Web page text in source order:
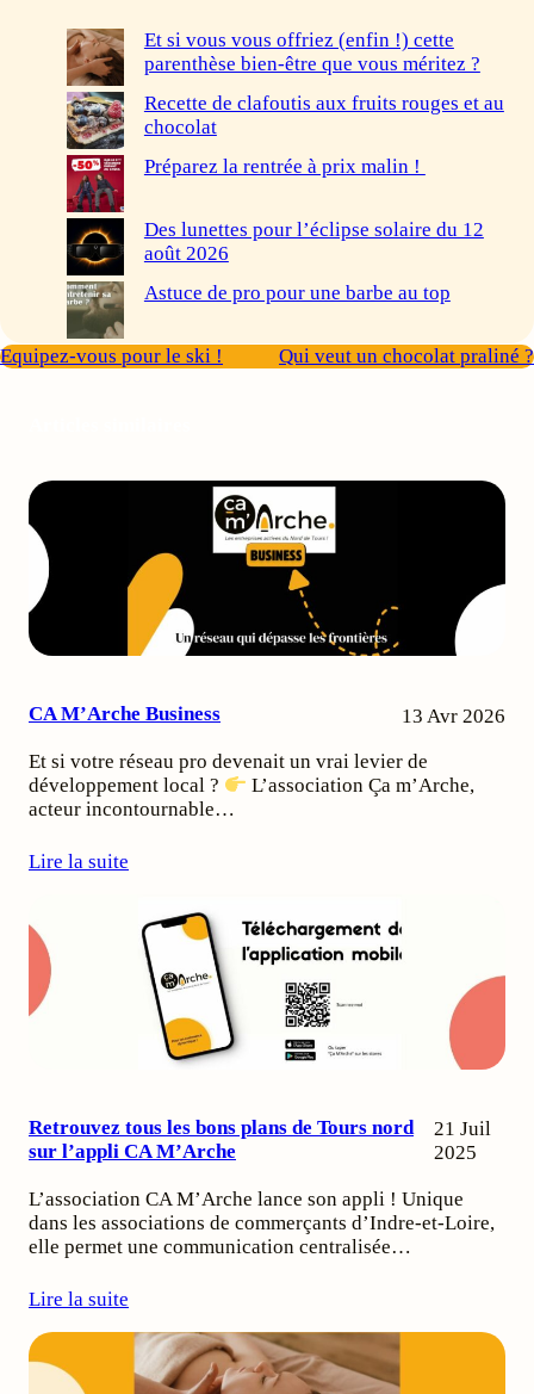
Et si vous vous offriez (enfin !) cette
parenthèse bien-être que vous méritez ?
Recette de clafoutis aux fruits rouges et au
chocolat
Préparez la rentrée à prix malin !
Des lunettes pour l’éclipse solaire du 12
août 2026
Astuce de pro pour une barbe au top
Equipez-vous pour le ski ! Qui veut un chocolat praliné ?
CA M’Arche Business 13 Avr 2026
Et si votre réseau pro devenait un vrai levier de
développement local ?
L’association Ça m’Arche,
acteur incontournable…
Lire la suite
Retrouvez tous les bons plans de Tours nord
sur l’appli CA M’Arche
21 Juil
2025
L’association CA M’Arche lance son appli ! Unique
dans les associations de commerçants d’Indre-et-Loire,
elle permet une communication centralisée…
Lire la suite